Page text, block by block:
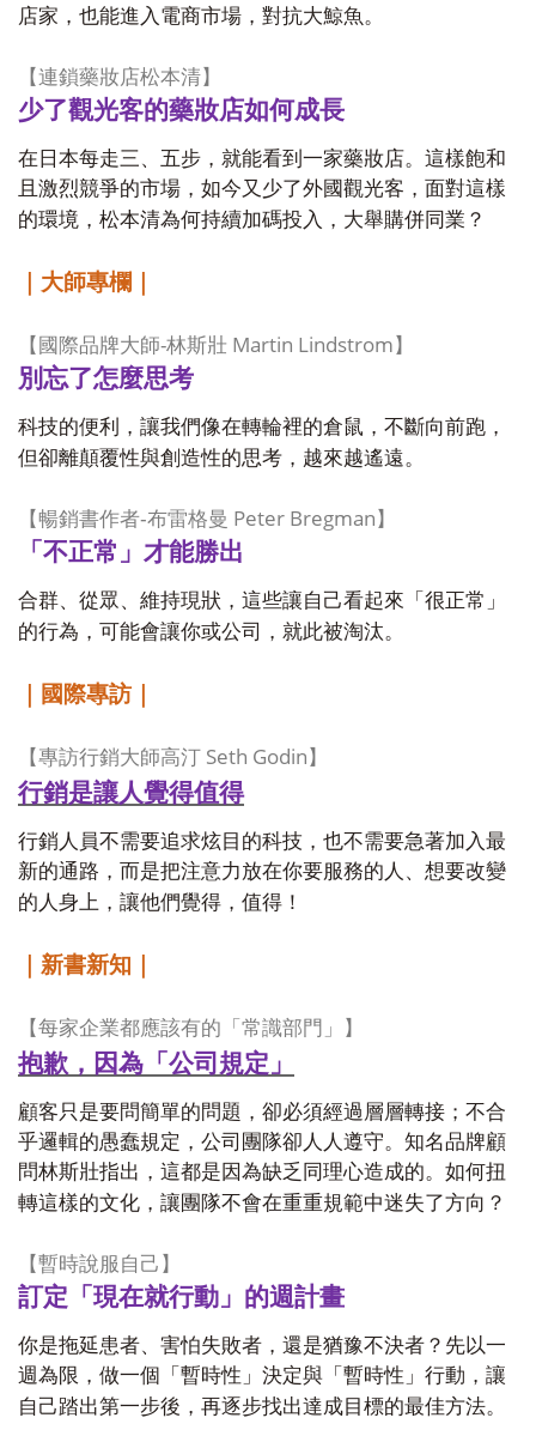
店家，也能進入電商市場，對抗大鯨魚。
【連鎖藥妝店松本清】
少了觀光客的藥妝店如何成長
在日本每走三、五步，就能看到一家藥妝店。這樣飽和
且激烈競爭的市場，如今又少了外國觀光客，面對這樣
的環境，松本清為何持續加碼投入，大舉購併同業？
｜大師專欄｜
【國際品牌大師-林斯壯 Martin Lindstrom 】
別忘了怎麼思考
科技的便利，讓我們像在轉輪裡的倉鼠，不斷向前跑，
但卻離顛覆性與創造性的思考，越來越遙遠。
【暢銷書作者-布雷格曼 Peter Bregman 】
「不正常」才能勝出
合群、從眾、維持現狀，這些讓自己看起來「很正常」
的行為，可能會讓你或公司，就此被淘汰。
｜國際專訪｜
【專訪行銷大師高汀 Seth Godin 】
行銷是讓人覺得值得
行銷人員不需要追求炫目的科技，也不需要急著加入最
新的通路，而是把注意力放在你要服務的人、想要改變
的人身上，讓他們覺得，值得！
｜新書新知｜
【每家企業都應該有的「常識部門」】
抱歉，因為「公司規定」
顧客只是要問簡單的問題，卻必須經過層層轉接；不合
乎邏輯的愚蠢規定，公司團隊卻人人遵守。知名品牌顧
問林斯壯指出，這都是因為缺乏同理心造成的。如何扭
轉這樣的文化，讓團隊不會在重重規範中迷失了方向？
【暫時說服自己】
訂定「現在就行動」的週計畫
你是拖延患者、害怕失敗者，還是猶豫不決者？先以一
週為限，做一個「暫時性」決定與「暫時性」行動，讓
自己踏出第一步後，再逐步找出達成目標的最佳方法。